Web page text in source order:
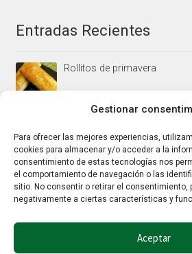
Gestionar
Para ofrecer las mejores experiencias,
cookies para almacenar y/o acceder a la
consentimiento de estas tecnologías nos
el comportamiento de navegación o las
sitio. No consentir o retirar el consentimiento,
negativamente a ciertas características y
Aceptar
Entradas Recientes
Rollitos de primavera
Jamoncitos de pollo en